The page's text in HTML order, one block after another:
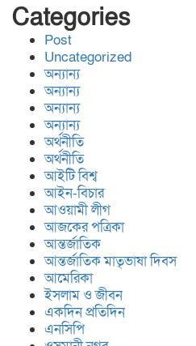
Categories
Post
Uncategorized
অন্যান্য
অন্যান্য
অন্যান্য
অন্যান্য
অর্থনীতি
অর্থনীতি
আইটি বিশ্ব
আইন-বিচার
আওয়ামী লীগ
আজকের পত্রিকা
আন্তর্জাতিক
আন্তর্জাতিক মাতৃভাষা দিবস
আমেরিকা
ইসলাম ও জীবন
একদিন প্রতিদিন
এনসিপি